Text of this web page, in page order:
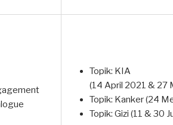
Topik: KIA
(14 April 2021 & 27
Topik: Kanker (24
Topik: Gizi (11 & 30